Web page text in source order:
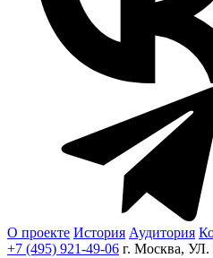
О проекте История Аудитория
+7 (495) 921-49-06 г. Москва,